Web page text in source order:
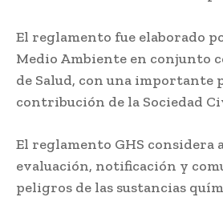
El reglamento fue elaborado
Medio Ambiente en conjunto
de Salud, con una importante
contribución de la Sociedad
El reglamento GHS considera
evaluación, notificación y
peligros de las sustancias